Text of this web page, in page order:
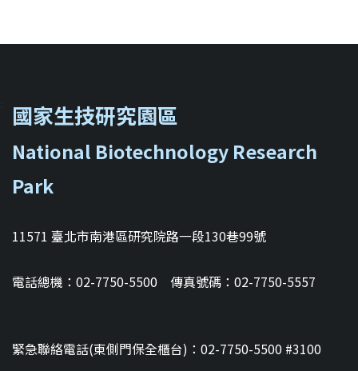
國家生技研究園區
National Biotechnology Research
Park
11571 臺北市南港區研究院路一段130巷99號
電話總機：02-7750-5500 傳真號碼：02-7750-5557
緊急聯絡電話(東側門保全櫃台)：02-7750-5500 #3100